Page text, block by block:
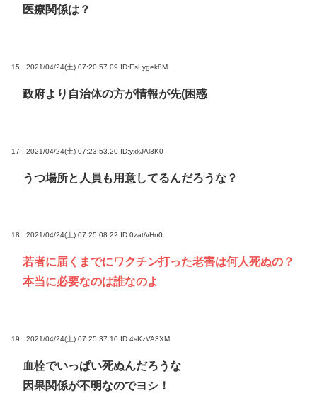
医療関係は？
15 : 2021/04/24(土) 07:20:57.09 ID:EsLygek8M
政府より自治体の方が情報が先(困惑
17 : 2021/04/24(土) 07:23:53.20 ID:yxkJAl3K0
うつ場所と人員も用意してるんだろうな？
18 : 2021/04/24(土) 07:25:08.22 ID:0zat/vHn0
若者に届くまでにワクチン打った老害は何人死ぬの？
本当に必要なのは誰なのよ
19 : 2021/04/24(土) 07:25:37.10 ID:4sKzVA3XM
血栓でいっぱい死ぬんだろうな
因果関係が不明なのでヨシ！